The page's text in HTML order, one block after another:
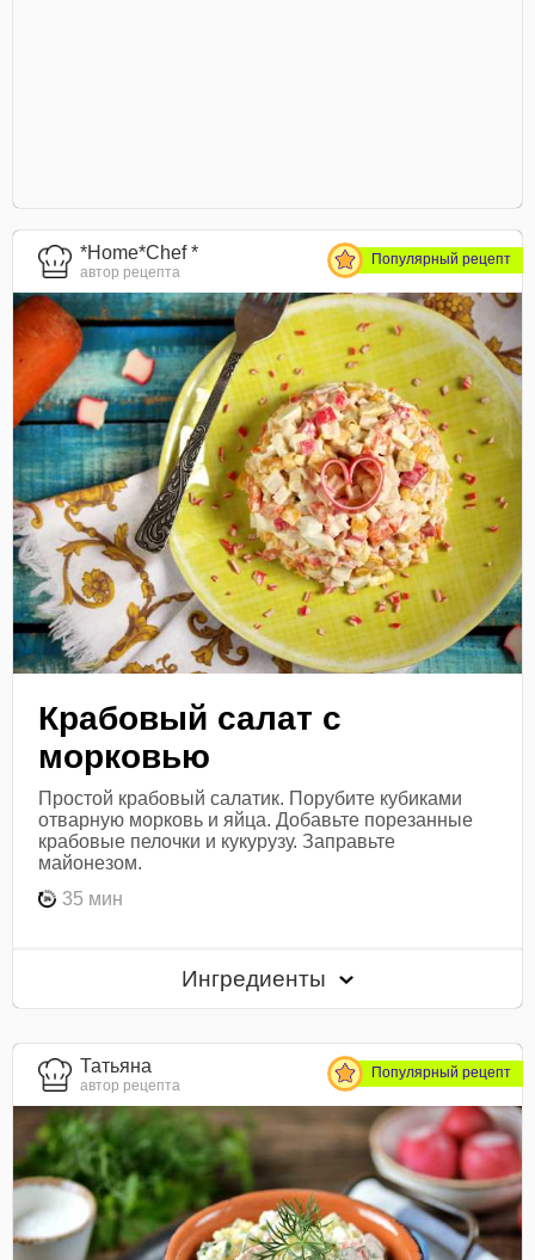
*Home*Chef *
автор рецепта
Популярный рецепт
Крабовый салат с
морковью
Простой крабовый салатик. Порубите кубиками
отварную морковь и яйца. Добавьте порезанные
крабовые пелочки и кукурузу. Заправьте
майонезом.
35 мин
Ингредиенты
Татьяна
автор рецепта
Популярный рецепт